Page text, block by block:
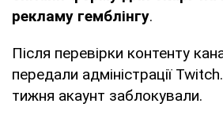
рекламу гемблінгу.
Після перевірки контенту
передали адміністрації
тижня акаунт заблокували.